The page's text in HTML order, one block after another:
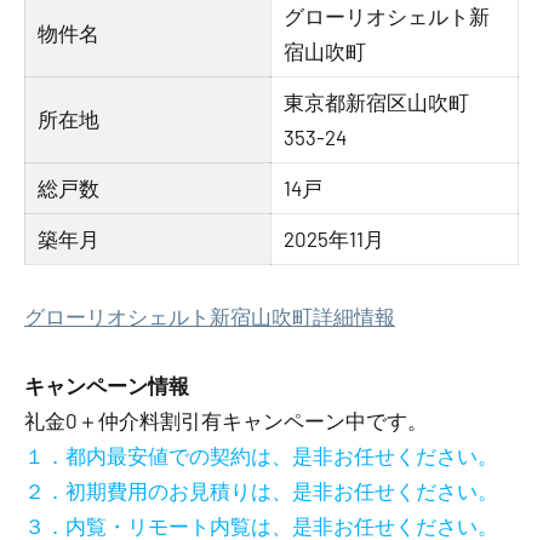
物件名
グローリオシェルト新
宿山吹町
所在地
東京都新宿区山吹町
353-24
総戸数 14戸
築年月 2025年11月
グローリオシェルト新宿山吹町詳細情報
キャンペーン情報
礼金0 ＋ 仲介料割引有キャンペーン中です。
１．都内最安値での契約は、是非お任せください。
２．初期費用のお見積りは、是非お任せください。
３．内覧・リモート内覧は、是非お任せください。